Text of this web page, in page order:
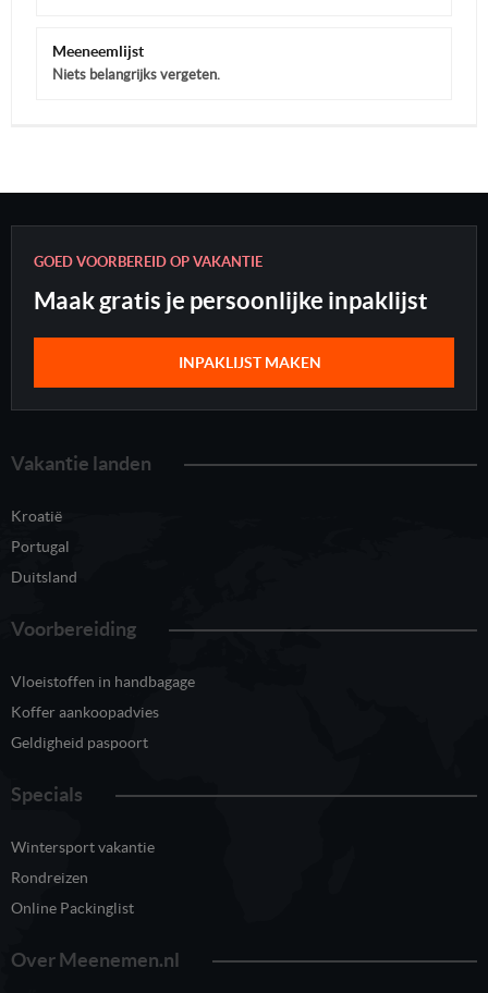
Meeneemlijst
Niets belangrijks vergeten.
GOED VOORBEREID OP VAKANTIE
Maak gratis je persoonlijke inpaklijst
INPAKLIJST MAKEN
Vakantie landen
Kroatië
Portugal
Duitsland
Voorbereiding
Vloeistoffen in handbagage
Koffer aankoopadvies
Geldigheid paspoort
Specials
Wintersport vakantie
Rondreizen
Online Packinglist
Over Meenemen.nl